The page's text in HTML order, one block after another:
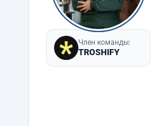
Член команды:
TROSHIFY